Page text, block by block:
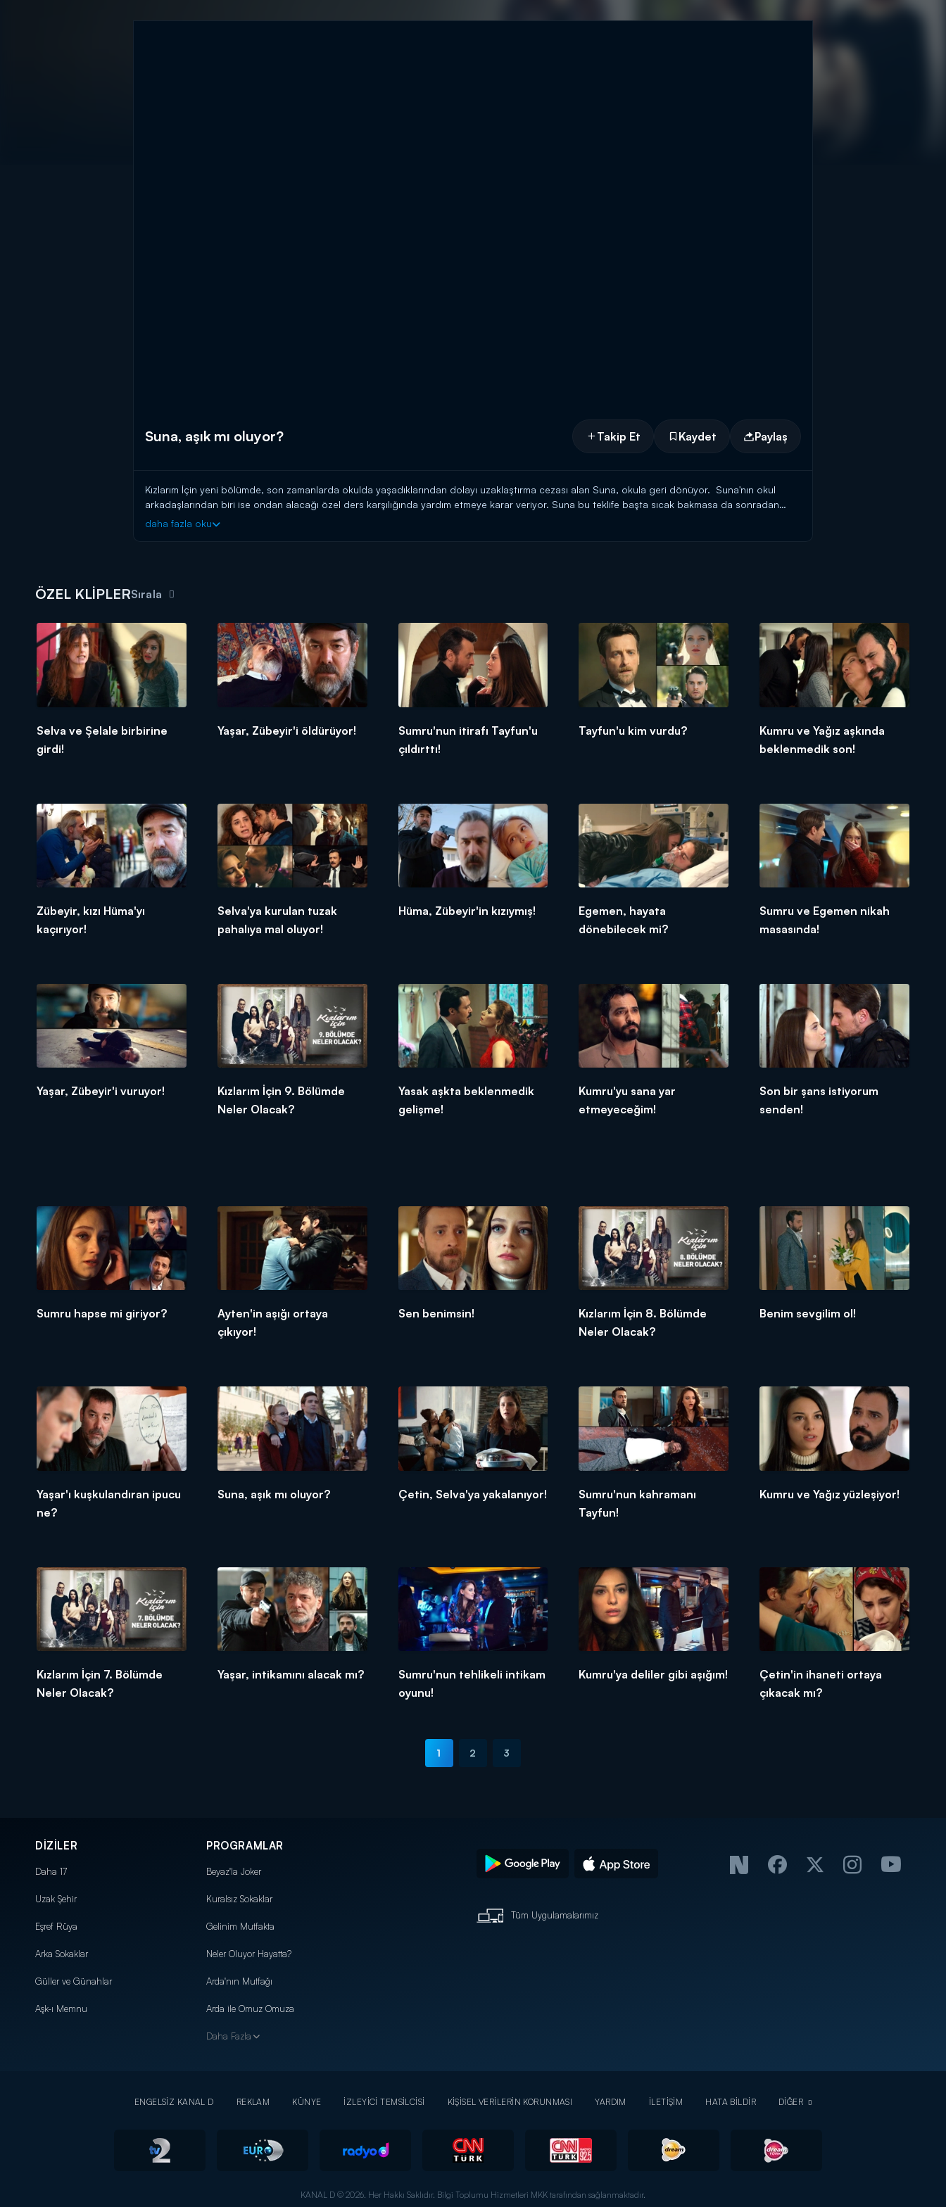
Suna, aşık mı oluyor? Takip Et Kaydet Paylaş
Kızlarım İçin yeni bölümde, son zamanlarda okulda yaşadıklarından dolayı uzaklaştırma cezası alan Suna, okula geri dönüyor. Suna'nın okul
arkadaşlarından biri ise ondan alacağı özel ders karşılığında yardım etmeye karar veriyor. Suna bu teklife başta sıcak bakmasa da sonradan
kabul etmek zorunda kalıyor. Peki Suna ve Doruk arasında neler olacak? Suna, Doruk'a aşık mı olacak?
daha fazla oku
ÖZEL KLİPLERSırala
Selva ve Şelale birbirine
girdi!
Yaşar, Zübeyir'i öldürüyor!
Sumru'nun itirafı Tayfun'u
çıldırttı!
Tayfun'u kim vurdu?
Kumru ve Yağız aşkında
beklenmedik son!
Zübeyir, kızı Hüma'yı
kaçırıyor!
Selva'ya kurulan tuzak
pahalıya mal oluyor!
Hüma, Zübeyir'in kızıymış!
Egemen, hayata
dönebilecek mi?
Sumru ve Egemen nikah
masasında!
Yaşar, Zübeyir'i vuruyor!
Kızlarım İçin 9. Bölümde
Neler Olacak?
Yasak aşkta beklenmedik
gelişme!
Kumru'yu sana yar
etmeyeceğim!
Son bir şans istiyorum
senden!
Sumru hapse mi giriyor?
Ayten'in aşığı ortaya
çıkıyor!
Sen benimsin!
Kızlarım İçin 8. Bölümde
Neler Olacak?
Benim sevgilim ol!
Yaşar'ı kuşkulandıran ipucu
ne?
Suna, aşık mı oluyor? Çetin, Selva'ya yakalanıyor!
Sumru'nun kahramanı
Tayfun!
Kumru ve Yağız yüzleşiyor!
Kızlarım İçin 7. Bölümde
Neler Olacak?
Yaşar, intikamını alacak mı?
Sumru'nun tehlikeli intikam
oyunu!
Kumru'ya deliler gibi aşığım!
Çetin'in ihaneti ortaya
çıkacak mı?
1 2 3
DİZİLER
Daha 17
Uzak Şehir
Eşref Rüya
Arka Sokaklar
Güller ve Günahlar
Aşk-ı Memnu
PROGRAMLAR
Beyaz'la Joker
Kuralsız Sokaklar
Gelinim Mutfakta
Neler Oluyor Hayatta?
Arda'nın Mutfağı
Arda ile Omuz Omuza
Daha Fazla
Tüm Uygulamalarımız
ENGELSİZ KANAL D REKLAM KÜNYE İZLEYİCİ TEMSİLCİSİ KİŞİSEL VERİLERİN KORUNMASI YARDIM İLETİŞİM HATA BİLDİR DİĞER
KANAL D © 2026. Her Hakkı Saklıdır. Bilgi Toplumu Hizmetleri MKK tarafından sağlanmaktadır.